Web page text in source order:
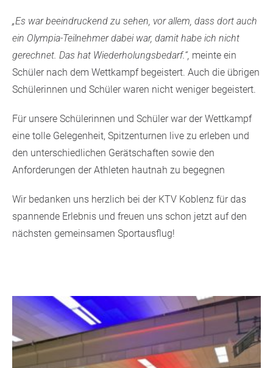
„Es war beeindruckend zu sehen, vor allem, dass dort auch
ein Olympia-Teilnehmer dabei war, damit habe ich nicht
gerechnet. Das hat Wiederholungsbedarf.“, meinte ein
Schüler nach dem Wettkampf begeistert. Auch die übrigen
Schülerinnen und Schüler waren nicht weniger begeistert.
Für unsere Schülerinnen und Schüler war der Wettkampf
eine tolle Gelegenheit, Spitzenturnen live zu erleben und
den unterschiedlichen Gerätschaften sowie den
Anforderungen der Athleten hautnah zu begegnen
Wir bedanken uns herzlich bei der KTV Koblenz für das
spannende Erlebnis und freuen uns schon jetzt auf den
nächsten gemeinsamen Sportausflug!